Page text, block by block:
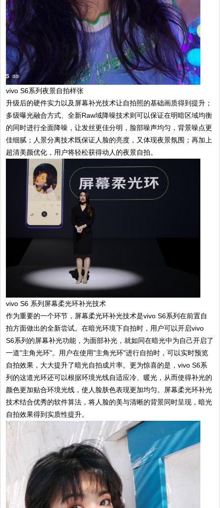
vivo S6系列夜景自拍样张
升级后的硬件实力以及屏幕补光技术让自拍照的基础画质得到提升；
多级曝光融合方式、全新Raw域降噪技术则可以保证在明暗区域均衡
的同时进行全面降噪，让发丝更佳分明，脸部噪声均匀，背景噪点更
佳细腻；人景分离技术既保证人脸的亮度，又体现夜景氛围；再加上
超清美颜优化，用户将轻松获得动人的夜景自拍。
vivo S6 系列屏幕柔光环补光技术
作为重要的一个环节，屏幕柔光环补光技术是vivo S6系列在前置自
拍方面做出的全新尝试。在暗光环境下自拍时，用户可以开启vivo
S6系列的屏幕补光功能，为面部补光，就如同在暗光中为自己开启了
一道"主角光环"。用户在使用"主角光环"进行自拍时，可以实时预览
自拍效果，大大提升了暗光自拍成片率。更为惊喜的是，vivo S6系
列的这道光环还可以根据环境光线自适应冷、暖光，从而使得补光的
颜色更加贴合环境光线，使人脸肤色表现更加均匀。屏幕柔光环补光
技术结合优秀的软件算法，将人脸的美与清晰的背景同时呈现，暗光
自拍效果得到实质性提升。